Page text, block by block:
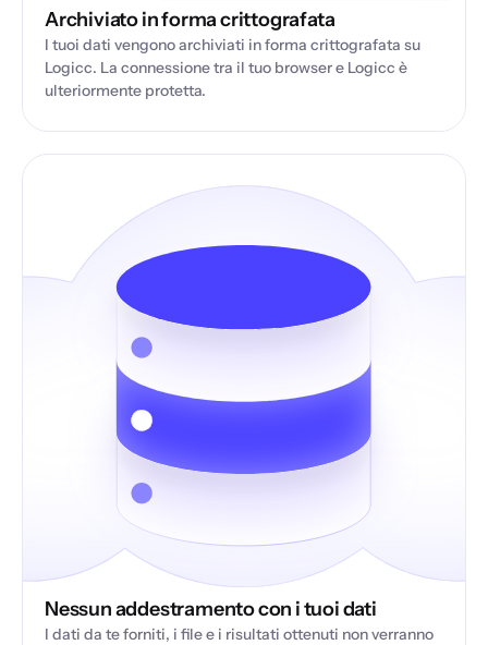
Archiviato in forma crittografata
I tuoi dati vengono archiviati in forma crittografata su
Logicc. La connessione tra il tuo browser e Logicc è
ulteriormente protetta.
Nessun addestramento con i tuoi dati
I dati da te forniti, i file e i risultati ottenuti non verranno